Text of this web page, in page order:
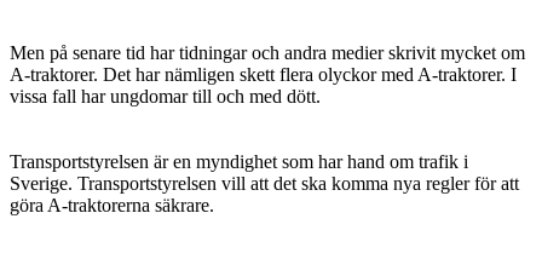
Men på senare tid har tidningar och andra medier skrivit mycket om
A-traktorer. Det har nämligen skett flera olyckor med A-traktorer. I
vissa fall har ungdomar till och med dött.
Transportstyrelsen är en myndighet som har hand om trafik i
Sverige. Transportstyrelsen vill att det ska komma nya regler för att
göra A-traktorerna säkrare.